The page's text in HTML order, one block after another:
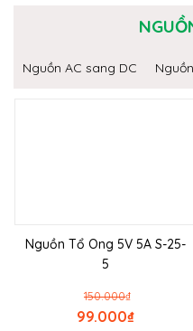
Nguồn AC sang DC
Nguồn Tổ Ong 5V 5A S-25-
5
₫
150.000
₫
99.000